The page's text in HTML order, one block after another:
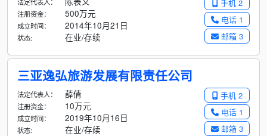
手机 2
电话 1
邮箱 3
注册资金： 500万元
成立时间： 2014年10月21日
状态: 在业/存续
三亚逸弘旅游发展有限责任公司
手机 2
电话 1
邮箱 3
法定代表人： 薛倩
注册资金： 10万元
成立时间： 2019年10月16日
状态: 在业/存续